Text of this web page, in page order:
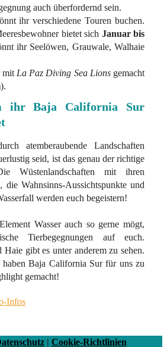
auch überfordernd sein.
ihr verschiedene Touren buchen.
bietet sich Januar bis
ihr Seelöwen, Grauwale, Walhaie
mit La Paz Diving Sea Lionsgemacht
ihr Baja California Sur
atemberaubende Landschaften
seid, ist das genau der richtige
Wüstenlandschaften mit ihren
die Wahnsinns-Aussichtspunkte und
werden euch begeistern!
Wasser auch so gerne mögt,
Tierbegegnungen auf euch.
Haie gibt es unter anderem zu sehen.
haben Baja California Sur für uns zu
gemacht!
Infos
| Cookie-Richtlinien